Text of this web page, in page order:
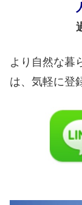
より自然な暮
は、気軽に登